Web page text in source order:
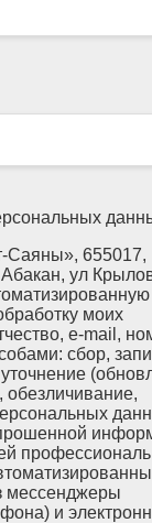
655017,
Абакан, ул
моих
e-mail,
сбор,
обезличивание,
мессенджеры
и